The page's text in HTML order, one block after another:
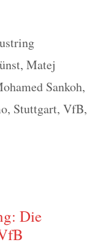
, Matej
Sankoh,
, Stuttgart, VfB,
Die